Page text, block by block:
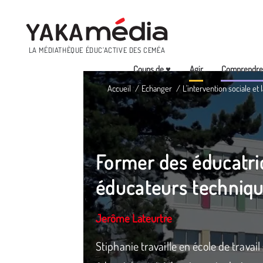
LA MÉDIATHÈQUE ÉDUC’ACTIVE DES CEMÉA
Menu
Coups de ♥ Agir Comprendre
Accueil Echanger L'intervention sociale et
Former des
éducateurs
Jerôme Lateurtre
Stiphanie travaille en école de